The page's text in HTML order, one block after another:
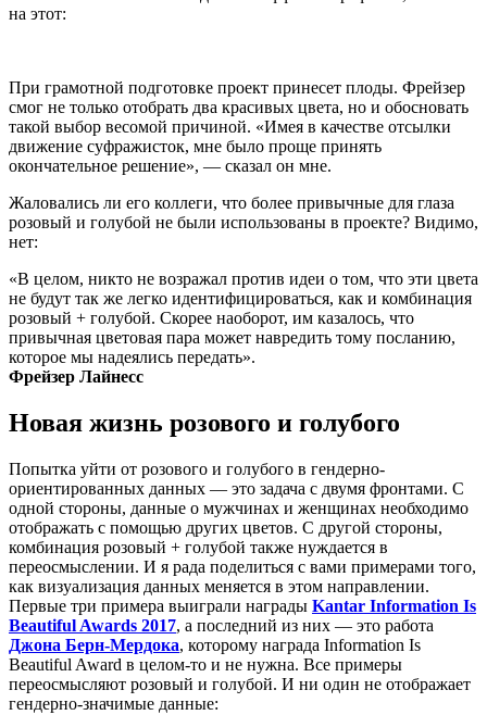
на этот:
При грамотной подготовке проект принесет плоды. Фрейзер
смог не только отобрать два красивых цвета, но и обосновать
такой выбор весомой причиной. «Имея в качестве отсылки
движение суфражисток, мне было проще принять
окончательное решение», — сказал он мне.
Жаловались ли его коллеги, что более привычные для глаза
розовый и голубой не были использованы в проекте? Видимо,
нет:
«В целом, никто не возражал против идеи о том, что эти цвета
не будут так же легко идентифицироваться, как и комбинация
розовый + голубой. Скорее наоборот, им казалось, что
привычная цветовая пара может навредить тому посланию,
которое мы надеялись передать».
Фрейзер Лайнесс
Новая жизнь розового и голубого
Попытка уйти от розового и голубого в гендерно-
ориентированных данных — это задача с двумя фронтами. С
одной стороны, данные о мужчинах и женщинах необходимо
отображать с помощью других цветов. С другой стороны,
комбинация розовый + голубой также нуждается в
переосмыслении. И я рада поделиться с вами примерами того,
как визуализация данных меняется в этом направлении.
Первые три примера выиграли награды Kantar Information Is
Beautiful Awards 2017, а последний из них — это работа
Джона Берн-Мердока, которому награда Information Is
Beautiful Award в целом-то и не нужна. Все примеры
переосмысляют розовый и голубой. И ни один не отображает
гендерно-значимые данные: